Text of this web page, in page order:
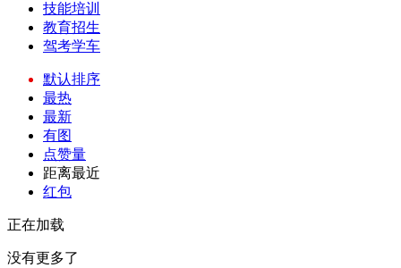
技能培训
教育招生
驾考学车
默认排序
最热
最新
有图
点赞量
距离最近
红包
正在加载
没有更多了